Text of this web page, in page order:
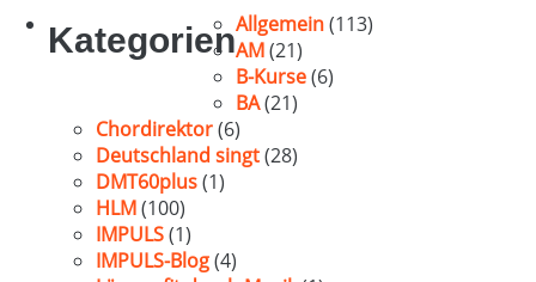
KategorienAllgemein(113)
AM(21)
B-Kurse(6)
BA(21)
Chordirektor(6)
Deutschland singt(28)
DMT60plus(1)
HLM(100)
IMPULS(1)
IMPULS-Blog(4)